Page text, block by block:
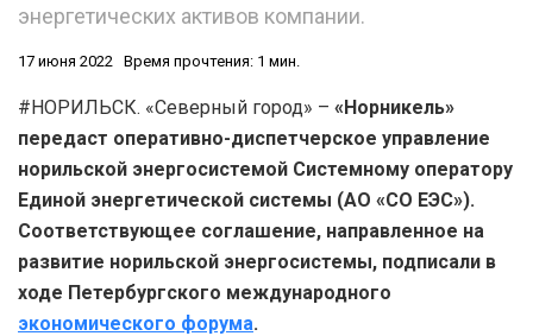
энергетических активов компании.
17 июня 2022 Время прочтения: 1 мин.
#НОРИЛЬСК. «Северный город» – «Норникель»
передаст оперативно-диспетчерское управление
норильской энергосистемой Системному оператору
Единой энергетической системы (АО «СО ЕЭС»).
Соответствующее соглашение, направленное на
развитие норильской энергосистемы, подписали в
ходе Петербургского международного
экономического форума.